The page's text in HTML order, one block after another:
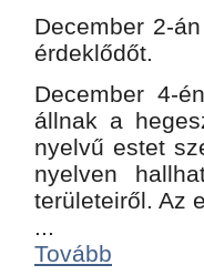
December 2-
érdeklődőt.
December 4-
állnak a
nyelvű estet
nyelven
területeiről. Az
...
Tovább